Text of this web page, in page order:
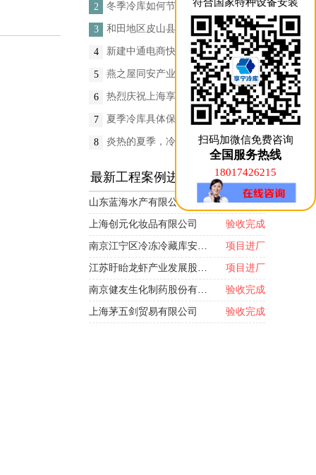
2 冬季冷库如何节能省电？
3 和田地区皮山县农副产品冷链物流配送中心建设项目（EPC设计施工总承包）
4 新建中通电商快递产业园及包装生产线项目(二期制冷、保温、特种门(含升降平台) 采购及安装工程
5 燕之屋同安产业园冷库项目
6 热烈庆祝上海享宁机电设备有限公司企业形象换新的面貌啦！
7 夏季冷库具体保养流程是？
8 炎热的夏季，冷库应如何进行日常的消杀呢
最新工程案例进度
山东蓝海水产有限公司 正在施工
上海创元化妆品有限公司 验收完成
南京江宁区冷冻冷藏库安装项目 项目进厂
江苏盱眙龙虾产业发展股份有限公司 项目进厂
南京健友生化制药股份有限公司 验收完成
上海茅五剑贸易有限公司 验收完成
扫码加微信免费咨询
全国服务热线
18017426215